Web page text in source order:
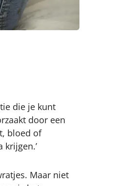
die je kunt
door een
bloed of
Maar niet